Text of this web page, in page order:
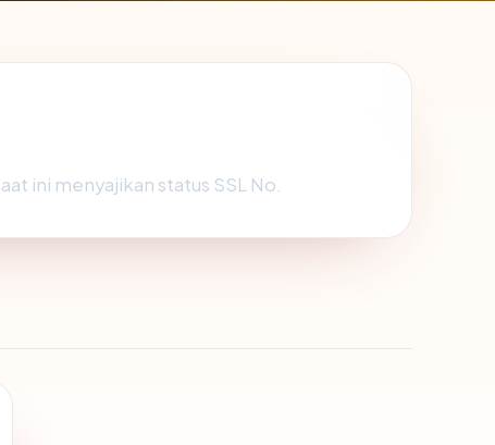
ini menyajikan status SSL No.